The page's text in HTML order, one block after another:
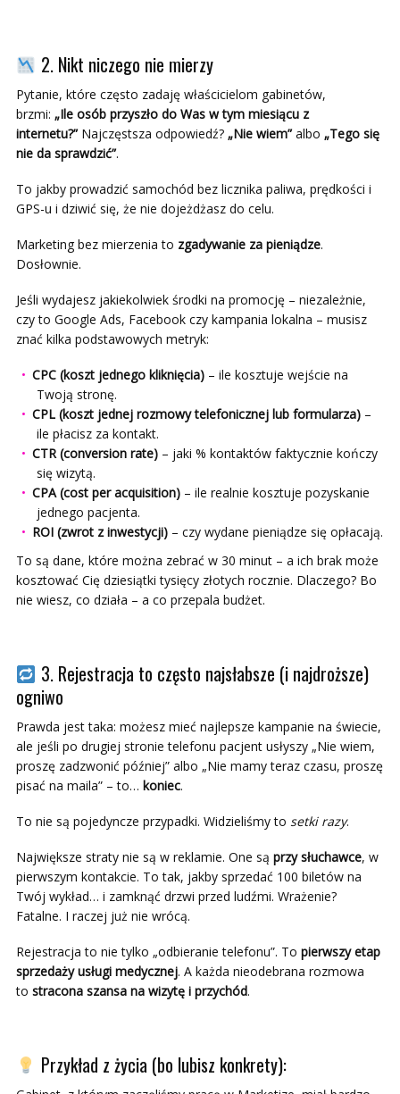
2. Nikt niczego nie mierzy
Pytanie, które często zadaję właścicielom gabinetów,
brzmi: „Ile osób przyszło do Was w tym miesiącu z
internetu?”Najczęstsza odpowiedź? „Nie wiem”albo „Tego się
nie da sprawdzić”.
To jakby prowadzić samochód bez licznika paliwa, prędkości i
GPS-u i dziwić się, że nie dojeżdżasz do celu.
Marketing bez mierzenia to zgadywanie za pieniądze.
Dosłownie.
Jeśli wydajesz jakiekolwiek środki na promocję – niezależnie,
czy to Google Ads, Facebook czy kampania lokalna – musisz
znać kilka podstawowych metryk:
CPC (koszt jednego kliknięcia) – ile kosztuje wejście na
Twoją stronę.
CPL (koszt jednej rozmowy telefonicznej lub formularza) –
ile płacisz za kontakt.
CTR (conversion rate) – jaki % kontaktów faktycznie kończy
się wizytą.
CPA (cost per acquisition) – ile realnie kosztuje pozyskanie
jednego pacjenta.
ROI (zwrot z inwestycji) – czy wydane pieniądze się opłacają.
To są dane, które można zebrać w 30 minut – a ich brak może
kosztować Cię dziesiątki tysięcy złotych rocznie. Dlaczego? Bo
nie wiesz, co działa – a co przepala budżet.
3. Rejestracja to często najsłabsze (i najdroższe)
ogniwo
Prawda jest taka: możesz mieć najlepsze kampanie na świecie,
ale jeśli po drugiej stronie telefonu pacjent usłyszy „Nie wiem,
proszę zadzwonić później” albo „Nie mamy teraz czasu, proszę
pisać na maila” – to… koniec.
To nie są pojedyncze przypadki. Widzieliśmy to setki razy.
Największe straty nie są w reklamie. One są przy słuchawce, w
pierwszym kontakcie. To tak, jakby sprzedać 100 biletów na
Twój wykład… i zamknąć drzwi przed ludźmi. Wrażenie?
Fatalne. I raczej już nie wrócą.
Rejestracja to nie tylko „odbieranie telefonu”. To pierwszy etap
sprzedaży usługi medycznej. A każda nieodebrana rozmowa
to stracona szansa na wizytę i przychód.
Przykład z życia (bo lubisz konkrety):